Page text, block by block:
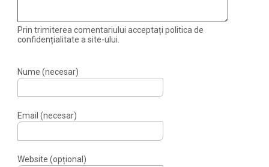
Prin trimiterea comentariului acceptați politica de
confidențialitate a site-ului.
Nume (necesar)
Email (necesar)
Website (opțional)